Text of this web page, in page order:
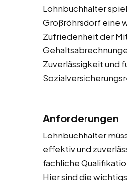
Lohnbuchhalter
Großröhrsdorf eine
Zufriedenheit der
Zuverlässigkeit und
Anforderungen
Lohnbuchhalter
effektiv und
fachliche
Hier sind die